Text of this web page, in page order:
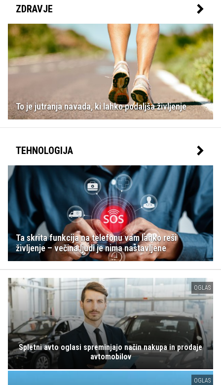
ZDRAVJE
To je jutranja navada, ki lahko podaljša življenje
TEHNOLOGIJA
Ta skrita funkcija na telefonu vam lahko reši
življenje – večina ljudi je nima nastavljene
OGLAS
Spletni avto oglasi spreminjajo način nakupa in prodaje
avtomobilov
OGLAS